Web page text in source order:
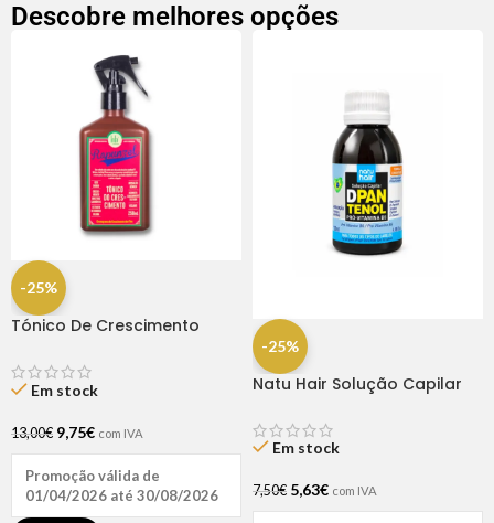
Descobre melhores opções
-25%
Tónico De Crescimento
Em stock
13,00€ 9,75€ com IVA
Promoção válida de
01/04/2026 até 30/08/2026
-25%
Natu Hair Solução Capilar
Em stock
7,50€ 5,63€ com IVA